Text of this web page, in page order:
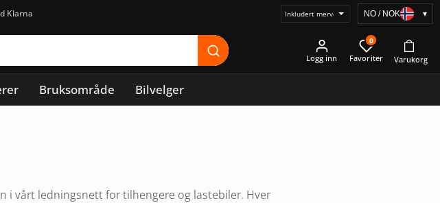
Klarna
Velg
NO / NOK ▾
Logg inn
0
Bruksområde Bilvelger
i vårt ledningsnett for tilhengere og lastebiler. Hver